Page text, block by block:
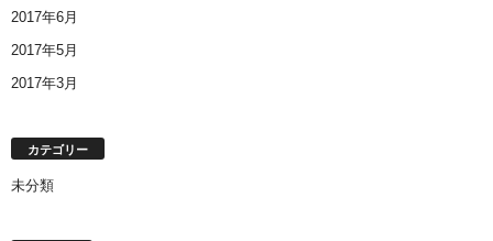
2017年6月
2017年5月
2017年3月
カテゴリー
未分類